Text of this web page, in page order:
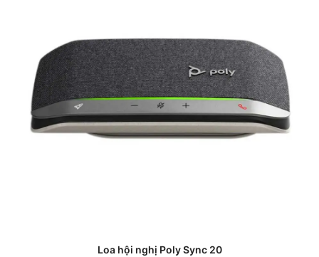
Loa hội nghị Poly Sync 20